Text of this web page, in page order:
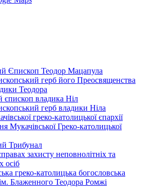
Єпископ Теодор Мацапула
герб його Преосвященства
Теодора
єпископ владика Ніл
герб владики Ніла
греко-католицької єпархії
Мукачівської Греко-католицької
Трибунал
захисту неповнолітніх та
осіб
греко-католицька богословська
Блаженного Теодора Ромжі